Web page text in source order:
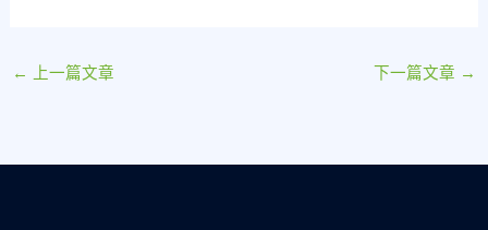
← 上一篇文章 下一篇文章 →